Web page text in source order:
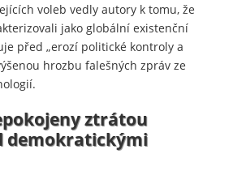
voleb vedly autory k tomu, že
jako globální existenční
před „erozí politické kontroly a
hrozbu falešných zpráv ze
ztrátou
demokratickými